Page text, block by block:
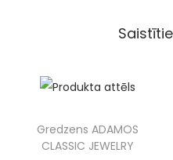
Gredzens ADAMOS
CLASSIC JEWELRY